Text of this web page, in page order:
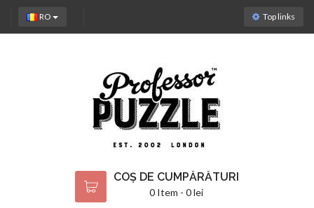
Top links
RO
COȘ DE CUMPĂRĂTURI
0 Item - 0 lei